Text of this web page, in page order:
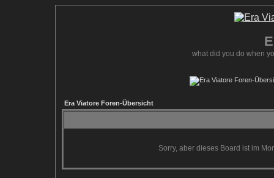
what did you do when
Era Viatore Foren-Übersicht
Sorry, aber dieses Board ist im